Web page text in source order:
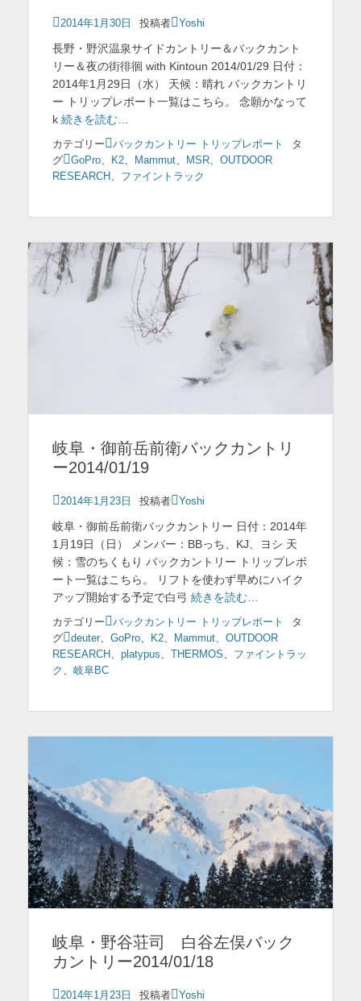
投
日
2014年1月30日 投稿者 Yoshi
長野・野沢温泉サイドカントリー＆バックカント
リー＆夜の街徘徊 with Kintoun 2014/01/29 日付：
2014年1月29日（水） 天候：晴れ バックカントリ
ー トリップレポート一覧はこちら。 念願かなって
k 続きを読む…
カテゴリー バックカントリー トリップレポート
タ
グ
GoPro、 K2、 Mammut、 MSR、 OUTDOOR
RESEARCH 、 ファイントラック
岐阜・御前岳前衛バックカントリ
ー2014/01/19
投
日
2014年1月23日 投稿者 Yoshi
岐阜・御前岳前衛バックカントリー 日付：2014年
1月19日（日） メンバー：BBっち、KJ、ヨシ 天
候：雪のちくもり バックカントリー トリップレポ
ート一覧はこちら。 リフトを使わず早めにハイク
アップ開始する予定で白弓 続きを読む…
カテゴリー バックカントリー トリップレポート
タ
グ
deuter GoPro K2 Mammut
OUTDOOR
RESEARCH
platypus THERMOS
ファイントラッ
ク
岐阜BC
岐阜・野谷荘司 白谷左俣バック
カントリー2014/01/18
投2014年1月23日 投稿者 Yoshi